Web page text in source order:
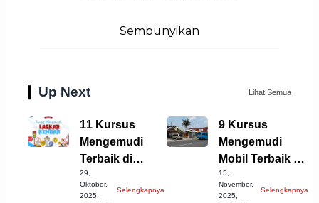
Sembunyikan
Up Next Lihat Semua
11 Kursus
Mengemudi
Terbaik di
Pangkalpinang
untuk Pemula
29,
Oktober,
2025,
Selengkapnya
9 Kursus
Mengemudi
Mobil Terbaik di
Kota Bogor
yang Wajib
15,
November,
2025,
Selengkapnya